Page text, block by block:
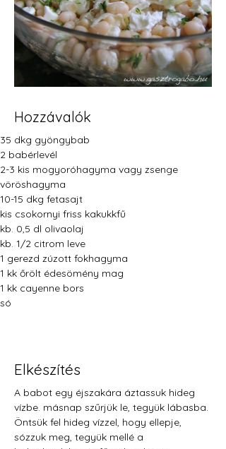
Hozzávalók
35 dkg gyöngybab
2 babérlevél
2-3 kis mogyoróhagyma vagy zsenge
vöröshagyma
10-15 dkg fetasajt
kis csokornyi friss kakukkfű
kb. 0,5 dl olivaolaj
kb. 1/2 citrom leve
1 gerezd zúzott fokhagyma
1 kk őrölt édesömény mag
1 kk cayenne bors
só
Elkészítés
A babot egy éjszakára áztassuk hideg
vízbe. másnap szűrjük le, tegyük lábasba.
Öntsük fel hideg vízzel, hogy ellepje,
sózzuk meg, tegyük mellé a